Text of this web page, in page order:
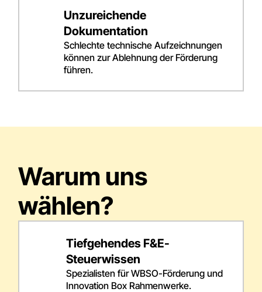
Unzureichende
Dokumentation
Schlechte technische Aufzeichnungen
können zur Ablehnung der Förderung
führen.
Warum uns
wählen?
Tiefgehendes F&E-
Steuerwissen
Spezialisten für WBSO-Förderung und
Innovation Box Rahmenwerke.